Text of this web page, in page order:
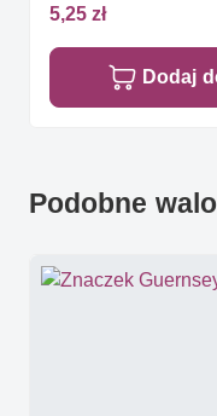
5,25 zł
Dodaj
Podobne